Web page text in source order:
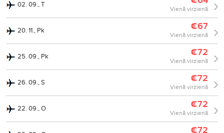
02. 09., T
Vienā virzienā
20. 11., Pk €67
Vienā virzienā
25. 09., Pk €72
Vienā virzienā
26. 09., S €72
Vienā virzienā
22. 09., O €72
Vienā virzienā
€72